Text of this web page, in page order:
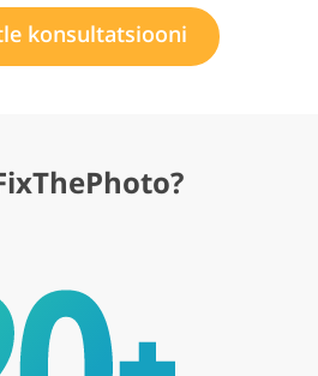
konsultatsiooni